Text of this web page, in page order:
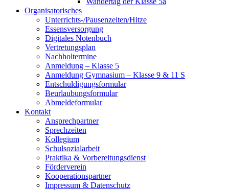
Organisatorisches
Unterrichts-/Pausenzeiten/Hitze
Essensversorgung
Digitales Notenbuch
Vertretungsplan
Nachholtermine
Anmeldung – Klasse 5
Anmeldung Gymnasium – Klasse 9 & 11 S
Entschuldigungsformular
Beurlaubungsformular
Abmeldeformular
Kontakt
Ansprechpartner
Sprechzeiten
Kollegium
Schulsozialarbeit
Praktika & Vorbereitungsdienst
Förderverein
Kooperationspartner
Impressum & Datenschutz